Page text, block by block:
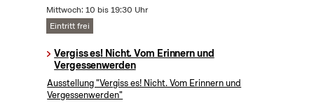
Mittwoch: 10 bis 19:30 Uhr
Eintritt frei
Vergiss es! Nicht. Vom Erinnern und
Vergessenwerden
Ausstellung "Vergiss es! Nicht. Vom Erinnern und
Vergessenwerden"